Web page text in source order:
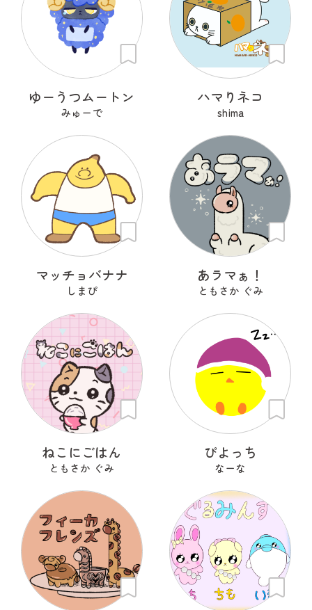
ゆーうつムートン
みゅーで
ハマりネコ
shima
マッチョバナナ
しまぴ
あラマぁ！
ともさか ぐみ
ねこにごはん
ともさか ぐみ
ぴよっち
なーな